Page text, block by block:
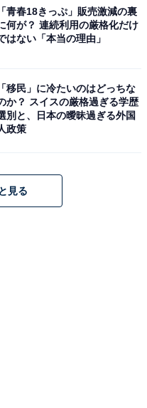
Twin Turboシステム
式採用 AC/DC/USB出力
ジャクリ 1500
る
「青春18きっぷ」販売激減の裏
何が？ 連続利用の厳格化だけ
はない「本当の理由」
「移民」に冷たいのはどっちな
か？ スイスの厳格過ぎる学歴
別と、日本の曖昧過ぎる外国
政策
見る